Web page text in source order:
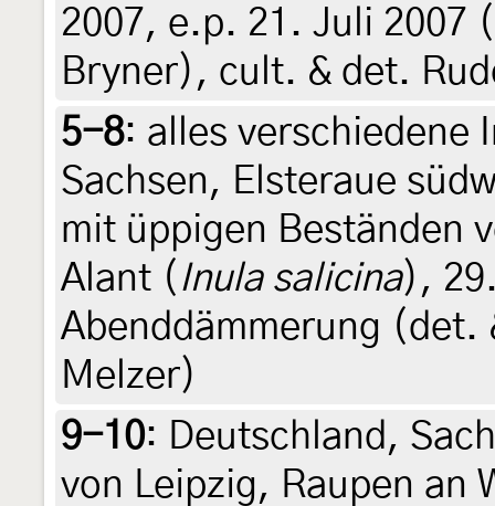
2007, e.p. 21. Juli 2007
Bryner), cult. & det.
5-8: alles verschiedene
Sachsen, Elsteraue
mit üppigen Beständen
Alant ( Inula salicina),
Abenddämmerung (det.
Melzer)
9-10: Deutschland,
von Leipzig, Raupen an